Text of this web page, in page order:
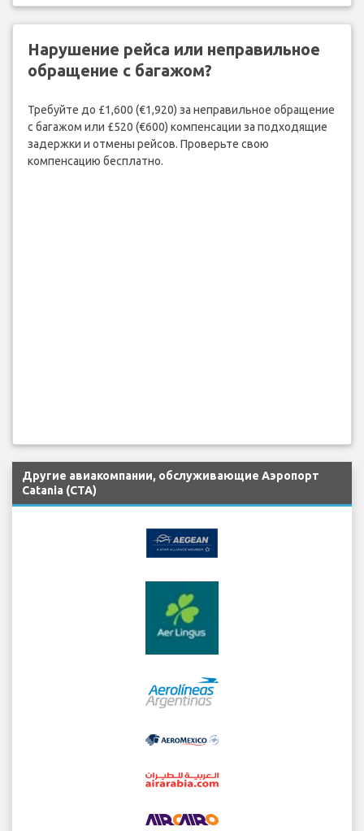
Нарушение рейса или неправильное
обращение с багажом?
Требуйте до £1,600 (€1,920) за неправильное обращение
с багажом или £520 (€600) компенсации за подходящие
задержки и отмены рейсов. Проверьте свою
компенсацию бесплатно.
Другие авиакомпании, обслуживающие Аэропорт
Catania (CTA)